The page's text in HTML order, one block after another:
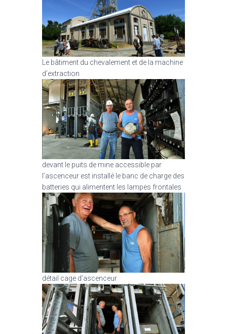
Le bâtiment du chevalement et de la machine
d’extraction
devant le puits de mine accessible par
l’ascenceur est installé le banc de charge des
batteries qui alimentent les lampes frontales
détail cage d’ascenceur